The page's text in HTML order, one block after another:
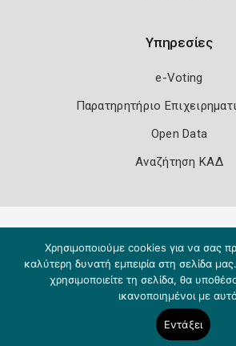
Υπηρεσίες
e-Voting
Παρατηρητήριο
Open Data
Αναζήτηση ΚΑΔ
Χρησιμοποιούμε cookies για να σας
καλύτερη δυνατή εμπειρία στη σελίδα
χρησιμοποιείτε τη σελίδα, θα
ικανοποιημένοι με
Εντάξει
Copyright 2026